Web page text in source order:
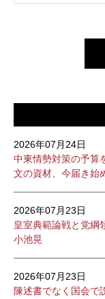
2026年07月24日
中東情勢対策の予算
文の資材、今届き始
2026年07月23日
皇室典範論戦と党
小池晃
2026年07月23日
陳述書でなく国会